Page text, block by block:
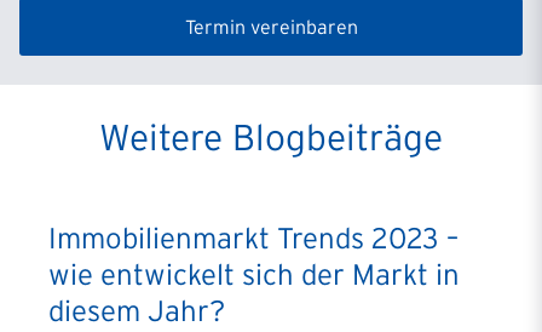
Termin vereinbaren
Weitere Blogbeiträge
Immobilienmarkt Trends 2023 –
wie entwickelt sich der Markt in
diesem Jahr?